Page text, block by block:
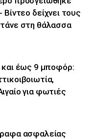
δείχνει τους
στη θάλασσα
και έως 9 μποφόρ:
για φωτιές
ασφαλείας